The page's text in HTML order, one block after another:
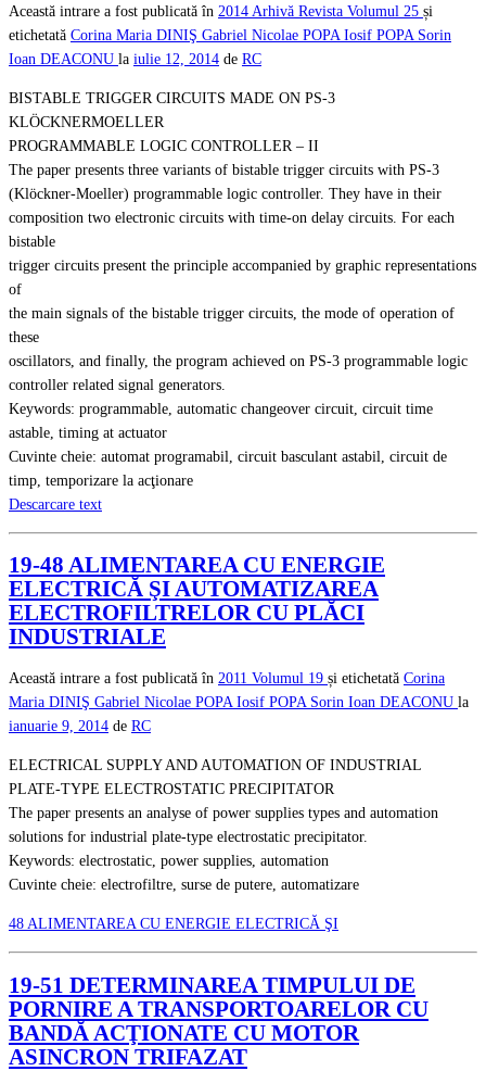
Această intrare a fost publicată în 2014 Arhivă Revista Volumul 25 și
etichetată Corina Maria DINIŞ Gabriel Nicolae POPA Iosif POPA Sorin
Ioan DEACONU la iulie 12, 2014 de RC
BISTABLE TRIGGER CIRCUITS MADE ON PS-3
KLÖCKNERMOELLER
PROGRAMMABLE LOGIC CONTROLLER – II
The paper presents three variants of bistable trigger circuits with PS-3
(Klöckner-Moeller) programmable logic controller. They have in their
composition two electronic circuits with time-on delay circuits. For each
bistable
trigger circuits present the principle accompanied by graphic representations
of
the main signals of the bistable trigger circuits, the mode of operation of
these
oscillators, and finally, the program achieved on PS-3 programmable logic
controller related signal generators.
Keywords: programmable, automatic changeover circuit, circuit time
astable, timing at actuator
Cuvinte cheie: automat programabil, circuit basculant astabil, circuit de
timp, temporizare la acţionare
Descarcare text
19-48 ALIMENTAREA CU ENERGIE
ELECTRICĂ ŞI AUTOMATIZAREA
ELECTROFILTRELOR CU PLĂCI
INDUSTRIALE
Această intrare a fost publicată în 2011 Volumul 19 și etichetată Corina
Maria DINIŞ Gabriel Nicolae POPA Iosif POPA Sorin Ioan DEACONU la
ianuarie 9, 2014 de RC
ELECTRICAL SUPPLY AND AUTOMATION OF INDUSTRIAL
PLATE-TYPE ELECTROSTATIC PRECIPITATOR
The paper presents an analyse of power supplies types and automation
solutions for industrial plate-type electrostatic precipitator.
Keywords: electrostatic, power supplies, automation
Cuvinte cheie: electrofiltre, surse de putere, automatizare
48 ALIMENTAREA CU ENERGIE ELECTRICĂ ŞI
19-51 DETERMINAREA TIMPULUI DE
PORNIRE A TRANSPORTOARELOR CU
BANDĂ ACŢIONATE CU MOTOR
ASINCRON TRIFAZAT